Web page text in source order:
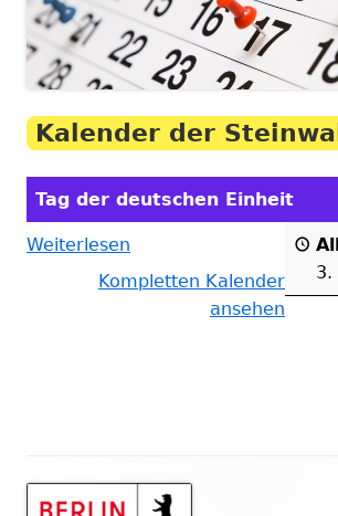
Kalender der
Tag der deutschen Einheit
3.
Weiterlesen
Kompletten Kalender
ansehen
Haupt-